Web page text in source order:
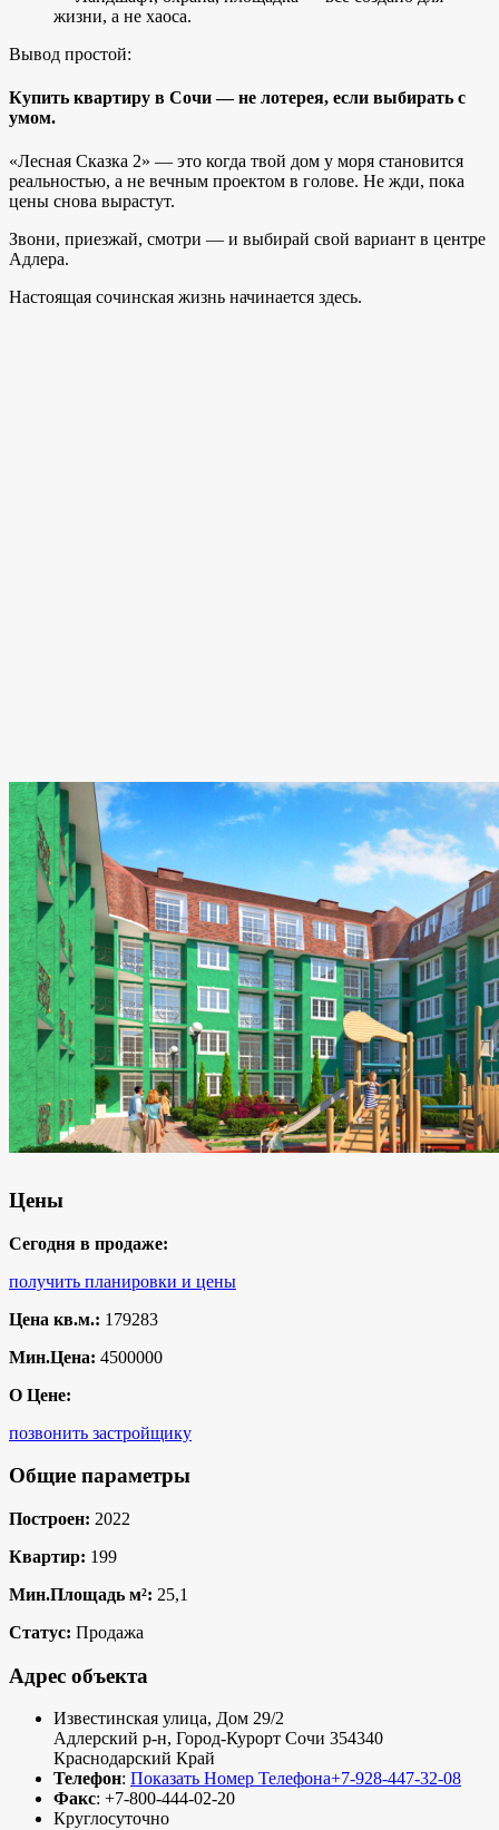
жизни, а не хаоса.
Вывод простой:
Купить квартиру в Сочи — не лотерея, если выбирать с
умом.
«Лесная Сказка 2» — это когда твой дом у моря становится
реальностью, а не вечным проектом в голове. Не жди, пока
цены снова вырастут.
Звони, приезжай, смотри — и выбирай свой вариант в центре
Адлера.
Настоящая сочинская жизнь начинается здесь.
Цены
Сегодня в продаже:
получить планировки и цены
Цена кв.м.: 179283
Мин.Цена: 4500000
О Цене:
позвонить застройщику
Общие параметры
Построен: 2022
Квартир: 199
Мин.Площадь м²: 25,1
Статус: Продажа
Адрес объекта
Известинская улица, Дом 29/2
Адлерский р-н, Город-Курорт Сочи 354340
Краснодарский Край
Телефон: Показать Номер Телефона+7-928-447-32-08
Факс: +7-800-444-02-20
Круглосуточно